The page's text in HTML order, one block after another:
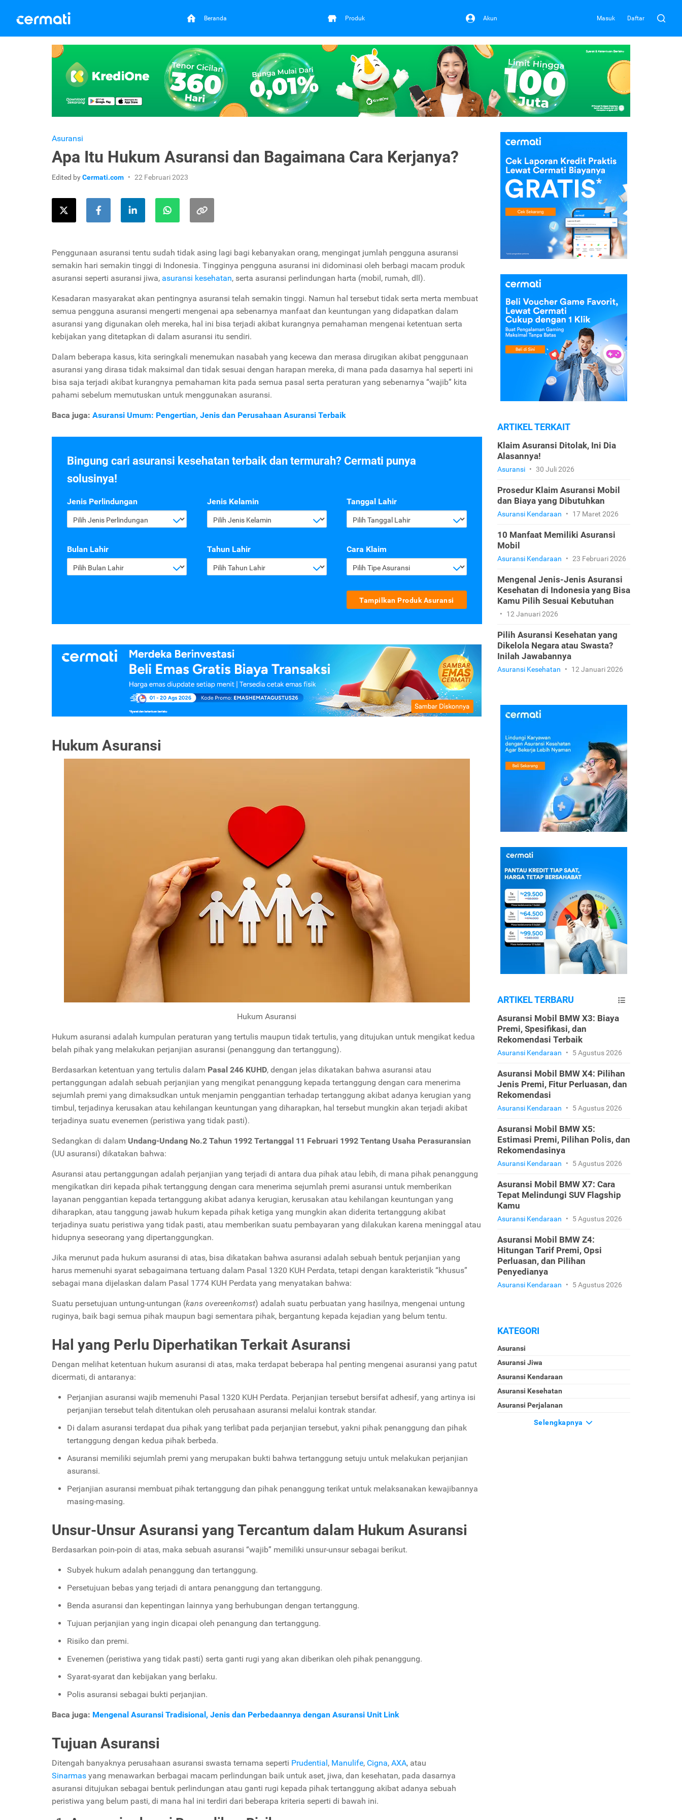
Beranda Produk Akun Masuk Daftar
Asuransi
Apa Itu Hukum Asuransi dan Bagaimana Cara Kerjanya?
Edited byCermati.com 22 Februari 2023
Penggunaan asuransi tentu sudah tidak asing lagi bagi kebanyakan orang, mengingat jumlah pengguna asuransi
semakin hari semakin tinggi di Indonesia. Tingginya pengguna asuransi ini didominasi oleh berbagi macam produk
asuransi seperti asuransi jiwa, asuransi kesehatan, serta asuransi perlindungan harta (mobil, rumah, dll).
Kesadaran masyarakat akan pentingnya asuransi telah semakin tinggi. Namun hal tersebut tidak serta merta membuat
semua pengguna asuransi mengerti mengenai apa sebenarnya manfaat dan keuntungan yang didapatkan dalam
asuransi yang digunakan oleh mereka, hal ini bisa terjadi akibat kurangnya pemahaman mengenai ketentuan serta
kebijakan yang ditetapkan di dalam asuransi itu sendiri.
Dalam beberapa kasus, kita seringkali menemukan nasabah yang kecewa dan merasa dirugikan akibat penggunaan
asuransi yang dirasa tidak maksimal dan tidak sesuai dengan harapan mereka, di mana pada dasarnya hal seperti ini
bisa saja terjadi akibat kurangnya pemahaman kita pada semua pasal serta peraturan yang sebenarnya “wajib” kita
pahami sebelum memutuskan untuk menggunakan asuransi.
Baca juga: Asuransi Umum: Pengertian, Jenis dan Perusahaan Asuransi Terbaik
Bingung cari asuransi kesehatan terbaik dan termurah? Cermati punya
solusinya!
Jenis Perlindungan
Pilih Jenis Perlindungan
Jenis Kelamin
Pilih Jenis Kelamin
Tanggal Lahir
Pilih Tanggal Lahir
Bulan Lahir
Pilih Bulan Lahir
Tahun Lahir
Pilih Tahun Lahir
Cara Klaim
Pilih Tipe Asuransi
Tampilkan Produk Asuransi
Hukum Asuransi
Hukum Asuransi
Hukum asuransi adalah kumpulan peraturan yang tertulis maupun tidak tertulis, yang ditujukan untuk mengikat kedua
belah pihak yang melakukan perjanjian asuransi (penanggung dan tertanggung).
Berdasarkan ketentuan yang tertulis dalam Pasal 246 KUHD, dengan jelas dikatakan bahwa asuransi atau
pertanggungan adalah sebuah perjanjian yang mengikat penanggung kepada tertanggung dengan cara menerima
sejumlah premi yang dimaksudkan untuk menjamin penggantian terhadap tertanggung akibat adanya kerugian yang
timbul, terjadinya kerusakan atau kehilangan keuntungan yang diharapkan, hal tersebut mungkin akan terjadi akibat
terjadinya suatu evenemen (peristiwa yang tidak pasti).
Sedangkan di dalam Undang-Undang No.2 Tahun 1992 Tertanggal 11 Februari 1992 Tentang Usaha Perasuransian
(UU asuransi) dikatakan bahwa:
Asuransi atau pertanggungan adalah perjanjian yang terjadi di antara dua pihak atau lebih, di mana pihak penanggung
mengikatkan diri kepada pihak tertanggung dengan cara menerima sejumlah premi asuransi untuk memberikan
layanan penggantian kepada tertanggung akibat adanya kerugian, kerusakan atau kehilangan keuntungan yang
diharapkan, atau tanggung jawab hukum kepada pihak ketiga yang mungkin akan diderita tertanggung akibat
terjadinya suatu peristiwa yang tidak pasti, atau memberikan suatu pembayaran yang dilakukan karena meninggal atau
hidupnya seseorang yang dipertanggungkan.
Jika merunut pada hukum asuransi di atas, bisa dikatakan bahwa asuransi adalah sebuah bentuk perjanjian yang
harus memenuhi syarat sebagaimana tertuang dalam Pasal 1320 KUH Perdata, tetapi dengan karakteristik “khusus”
sebagai mana dijelaskan dalam Pasal 1774 KUH Perdata yang menyatakan bahwa:
Suatu persetujuan untung-untungan (kans overeenkomst) adalah suatu perbuatan yang hasilnya, mengenai untung
ruginya, baik bagi semua pihak maupun bagi sementara pihak, bergantung kepada kejadian yang belum tentu.
Hal yang Perlu Diperhatikan Terkait Asuransi
Dengan melihat ketentuan hukum asuransi di atas, maka terdapat beberapa hal penting mengenai asuransi yang patut
dicermati, di antaranya:
Perjanjian asuransi wajib memenuhi Pasal 1320 KUH Perdata. Perjanjian tersebut bersifat adhesif, yang artinya isi
perjanjian tersebut telah ditentukan oleh perusahaan asuransi melalui kontrak standar.
Di dalam asuransi terdapat dua pihak yang terlibat pada perjanjian tersebut, yakni pihak penanggung dan pihak
tertanggung dengan kedua pihak berbeda.
Asuransi memiliki sejumlah premi yang merupakan bukti bahwa tertanggung setuju untuk melakukan perjanjian
asuransi.
Perjanjian asuransi membuat pihak tertanggung dan pihak penanggung terikat untuk melaksanakan kewajibannya
masing-masing.
Unsur-Unsur Asuransi yang Tercantum dalam Hukum Asuransi
Berdasarkan poin-poin di atas, maka sebuah asuransi “wajib” memiliki unsur-unsur sebagai berikut.
Subyek hukum adalah penanggung dan tertanggung.
Persetujuan bebas yang terjadi di antara penanggung dan tertanggung.
Benda asuransi dan kepentingan lainnya yang berhubungan dengan tertanggung.
Tujuan perjanjian yang ingin dicapai oleh penangung dan tertanggung.
Risiko dan premi.
Evenemen (peristiwa yang tidak pasti) serta ganti rugi yang akan diberikan oleh pihak penanggung.
Syarat-syarat dan kebijakan yang berlaku.
Polis asuransi sebagai bukti perjanjian.
Baca juga: Mengenal Asuransi Tradisional, Jenis dan Perbedaannya dengan Asuransi Unit Link
Tujuan Asuransi
Ditengah banyaknya perusahaan asuransi swasta ternama seperti Prudential, Manulife, Cigna, AXA, atau
Sinarmas yang menawarkan berbagai macam perlindungan baik untuk aset, jiwa, dan kesehatan, pada dasarnya
asuransi ditujukan sebagai bentuk perlindungan atau ganti rugi kepada pihak tertanggung akibat adanya sebuah
peristiwa yang belum pasti, di mana hal ini terdiri dari beberapa kriteria seperti di bawah ini.
ARTIKEL TERKAIT
Klaim Asuransi Ditolak, Ini Dia
Alasannya!
Asuransi • 30 Juli 2026
Prosedur Klaim Asuransi Mobil
dan Biaya yang Dibutuhkan
Asuransi Kendaraan • 17 Maret 2026
10 Manfaat Memiliki Asuransi
Mobil
Asuransi Kendaraan • 23 Februari 2026
Mengenal Jenis-Jenis Asuransi
Kesehatan di Indonesia yang Bisa
Kamu Pilih Sesuai Kebutuhan
• 12 Januari 2026
Pilih Asuransi Kesehatan yang
Dikelola Negara atau Swasta?
Inilah Jawabannya
Asuransi Kesehatan • 12 Januari 2026
ARTIKEL TERBARU
Asuransi Mobil BMW X3: Biaya
Premi, Spesifikasi, dan
Rekomendasi Terbaik
Asuransi Kendaraan • 5 Agustus 2026
Asuransi Mobil BMW X4: Pilihan
Jenis Premi, Fitur Perluasan, dan
Rekomendasi
Asuransi Kendaraan • 5 Agustus 2026
Asuransi Mobil BMW X5:
Estimasi Premi, Pilihan Polis, dan
Rekomendasinya
Asuransi Kendaraan • 5 Agustus 2026
Asuransi Mobil BMW X7: Cara
Tepat Melindungi SUV Flagship
Kamu
Asuransi Kendaraan • 5 Agustus 2026
Asuransi Mobil BMW Z4:
Hitungan Tarif Premi, Opsi
Perluasan, dan Pilihan
Penyedianya
Asuransi Kendaraan • 5 Agustus 2026
KATEGORI
Asuransi
Asuransi Jiwa
Asuransi Kendaraan
Asuransi Kesehatan
Asuransi Perjalanan
Selengkapnya